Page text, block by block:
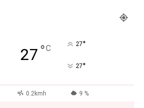
27 °C 27°
27°
0.2kmh 9 %